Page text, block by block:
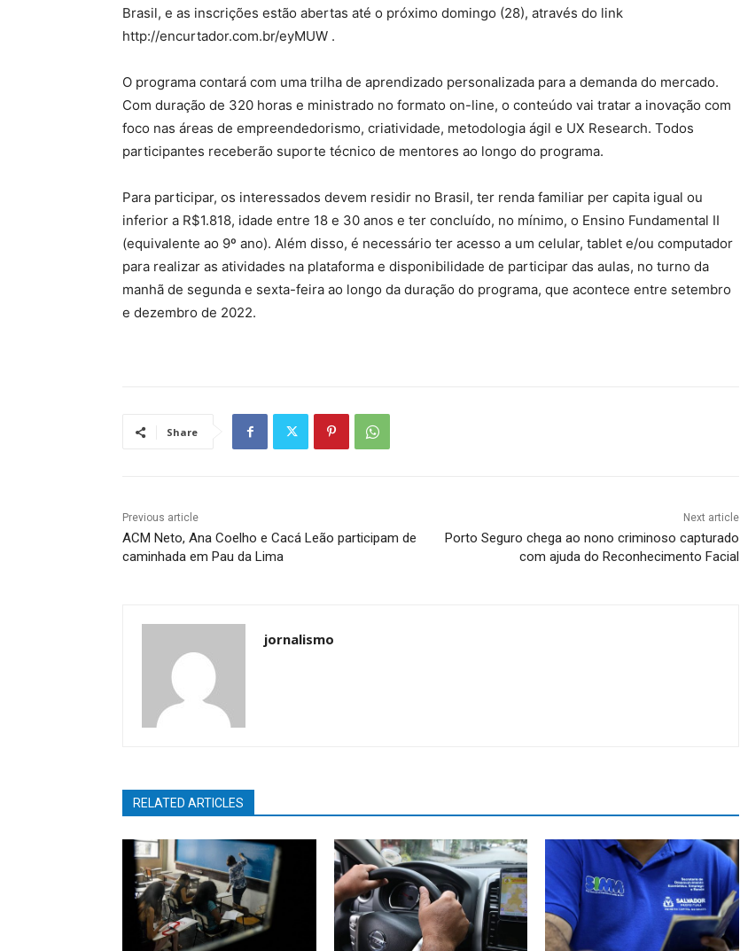
Brasil, e as inscrições estão abertas até o próximo domingo (28), através do link
http://encurtador.com.br/eyMUW .
O programa contará com uma trilha de aprendizado personalizada para a demanda do mercado.
Com duração de 320 horas e ministrado no formato on-line, o conteúdo vai tratar a inovação com
foco nas áreas de empreendedorismo, criatividade, metodologia ágil e UX Research. Todos
participantes receberão suporte técnico de mentores ao longo do programa.
Para participar, os interessados devem residir no Brasil, ter renda familiar per capita igual ou
inferior a R$1.818, idade entre 18 e 30 anos e ter concluído, no mínimo, o Ensino Fundamental II
(equivalente ao 9º ano). Além disso, é necessário ter acesso a um celular, tablet e/ou computador
para realizar as atividades na plataforma e disponibilidade de participar das aulas, no turno da
manhã de segunda e sexta-feira ao longo da duração do programa, que acontece entre setembro
e dezembro de 2022.
Share
Previous article
ACM Neto, Ana Coelho e Cacá Leão participam de
caminhada em Pau da Lima
Next article
Porto Seguro chega ao nono criminoso capturado
com ajuda do Reconhecimento Facial
jornalismo
RELATED ARTICLES